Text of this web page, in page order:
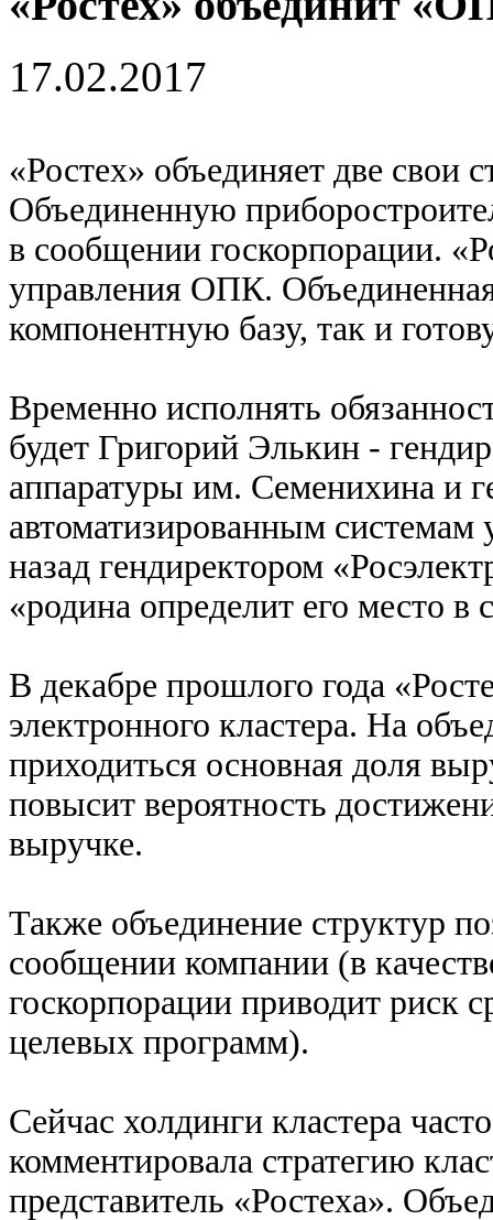
17.02.2017
«Ростех» объединяет две свои
Объединенную
в сообщении госкорпорации.
управления ОПК.
компонентную базу, так и
Временно исполнять
будет Григорий Элькин -
аппаратуры им. Семенихина и
автоматизированным
назад гендиректором
«родина определит его место в
В декабре прошлого года
электронного кластера. На
приходиться основная доля
повысит вероятность
выручке.
Также объединение структур
сообщении компании (в
госкорпорации приводит риск
целевых программ).
Сейчас холдинги кластера
комментировала стратегию
представитель «Ростеха».